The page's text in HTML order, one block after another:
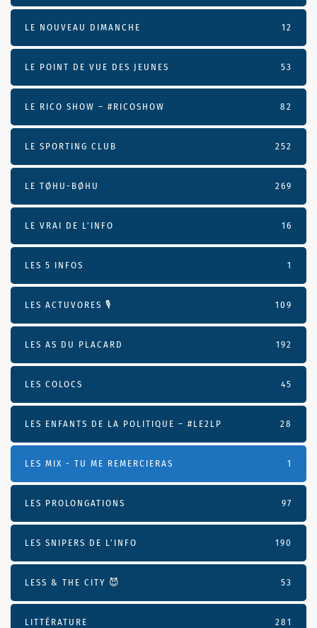
LE NOUVEAU DIMANCHE 12
LE POINT DE VUE DES JEUNES 53
LE RICO SHOW – #RICOSHOW 82
LE SPORTING CLUB 252
LE TØHU-BØHU 269
LE VRAI DE L’INFO 16
LES 5 INFOS 1
LES ACTUVORES 🎙 109
LES AS DU PLACARD 192
LES COLOCS 45
LES ENFANTS DE LA POLITIQUE – #LE2LP 28
LES MIX - TU ME REMERCIERAS 1
LES PROLONGATIONS 97
LES SNIPERS DE L’INFO 190
LESS & THE CITY 😈 53
LITTÉRATURE 281